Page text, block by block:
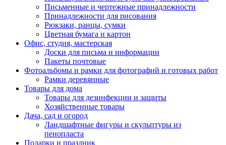
Письменные и чертежные принадлежности
Принадлежности для рисования
Рюкзаки, ранцы, сумки
Цветная бумага и картон
Офис, студия, мастерская
Доски для письма и информации
Пакеты почтовые
Фотоальбомы и рамки для фотографий и готовых работ
Рамки деревянные
Товары для дома
Товары для дезинфекции и защиты
Хозяйственные товары
Дача, сад и огород
Ландшафтные фигуры и скульптуры из
пенопласта
Подарки и праздник